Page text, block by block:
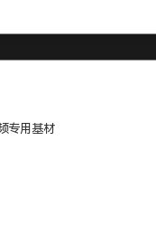
专用基材
问题有关的内部
杂的问题细分为单
，将PCB板问题